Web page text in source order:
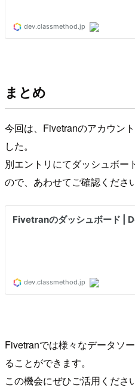
まとめ
今回は、Fivetranのアカウン
した。
別エントリにてダッシュボー
ので、あわせてご確認ください
Fivetranでは様々なデータソ
ることができます。
この機会にぜひご活用ください